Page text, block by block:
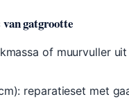
gatgrootte
of muurvuller
reparatieset met